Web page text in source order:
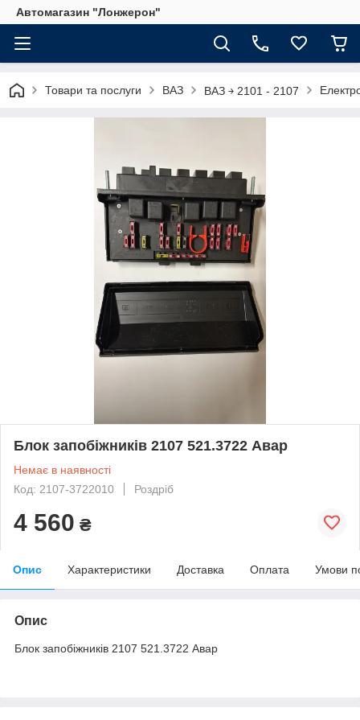
Автомагазин "Лонжерон"
Товари та послуги ВАЗ ВАЗ ￫ 2101 - 2107
Блок запобіжників 2107 521.3722 Авар
Немає в наявності
Код: 2107-3722010
Роздріб
4 560 ₴
Опис Характеристики Доставка Оплата Умови
Опис
Блок запобіжників 2107 521.3722 Авар